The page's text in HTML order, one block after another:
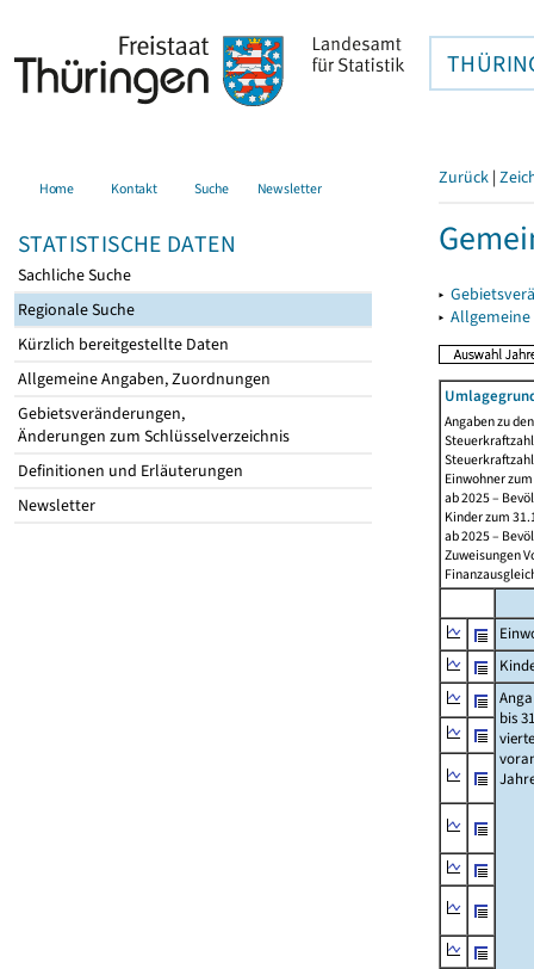
Home Kontakt Suche Newsletter
STATISTISCHE DATEN
Sachliche Suche
Regionale Suche
Kürzlich bereitgestellte Daten
Allgemeine Angaben, Zuordnungen
Gebietsveränderungen,
Änderungen zum Schlüsselverzeichnis
Definitionen und Erläuterungen
Newsletter
Zurück |
▸
▸
Angaben zu
Einwohner
ab 2025 –
Kinder zum
ab 2025 –
Zuweisungen
bis